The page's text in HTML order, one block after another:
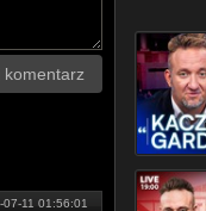
komentarz
07-11 01:56:01